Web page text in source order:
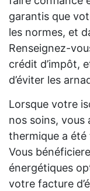
garantis que
les normes, et
Renseignez-
crédit d’impôt,
d’éviter les
Lorsque votre
nos soins, vous
thermique a
Vous
énergétiques
votre facture